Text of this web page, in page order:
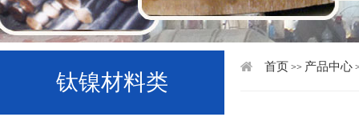
钛镍材料类
首页 >> 产品中心